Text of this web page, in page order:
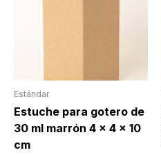
Estándar
Estuche para gotero de
30 ml marrón 4 x 4 x 10
cm